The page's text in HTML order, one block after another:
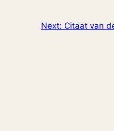
Next: Citaat van